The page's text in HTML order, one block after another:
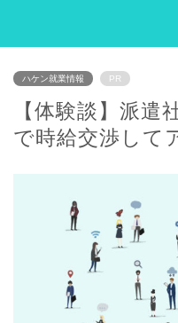
ハケン就業情報 PR
【体験談】派遣
で時給交渉して